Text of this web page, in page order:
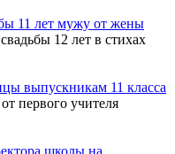
11 лет мужу от жены
12 лет в стихах
выпускникам 11 класса
первого учителя
школы на